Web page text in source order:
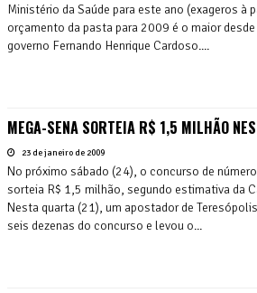
Ministério da Saúde para este ano (exageros à
orçamento da pasta para 2009 é o maior
governo Fernando Henrique Cardoso....
MEGA-SENA SORTEIA R$ 1,5 MILHÃO
23 de janeiro de 2009
No próximo sábado (24), o concurso de
sorteia R$ 1,5 milhão, segundo estimativa da
Nesta quarta (21), um apostador de
seis dezenas do concurso e levou o...